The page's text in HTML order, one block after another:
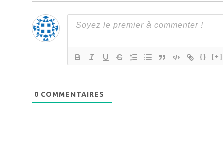
{} [+]
0 COMMENTAIRES